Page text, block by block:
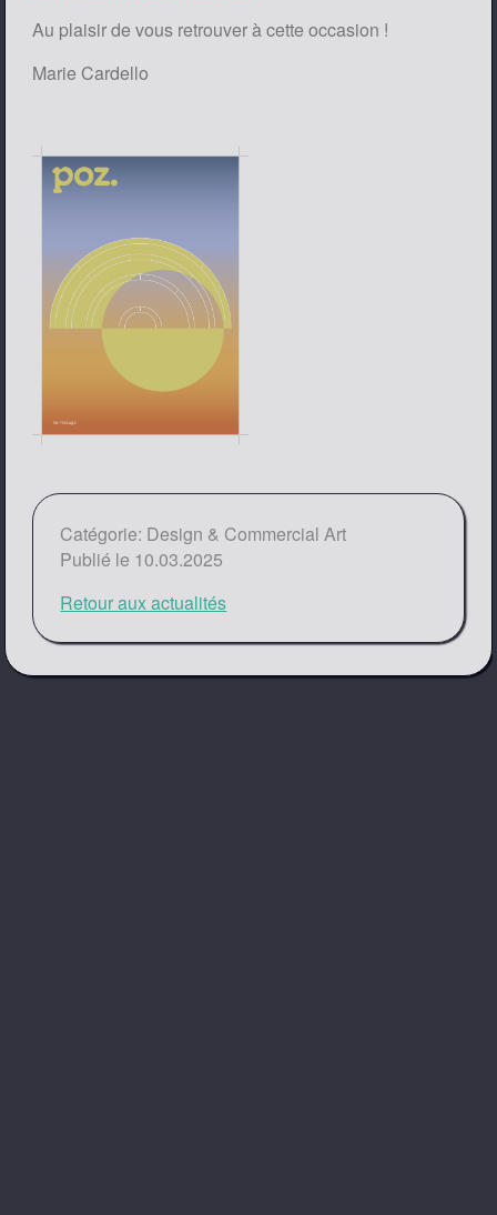
Au plaisir de vous retrouver à cette occasion !
Marie Cardello
Catégorie: Design & Commercial Art
Publié le 10.03.2025
Retour aux actualités